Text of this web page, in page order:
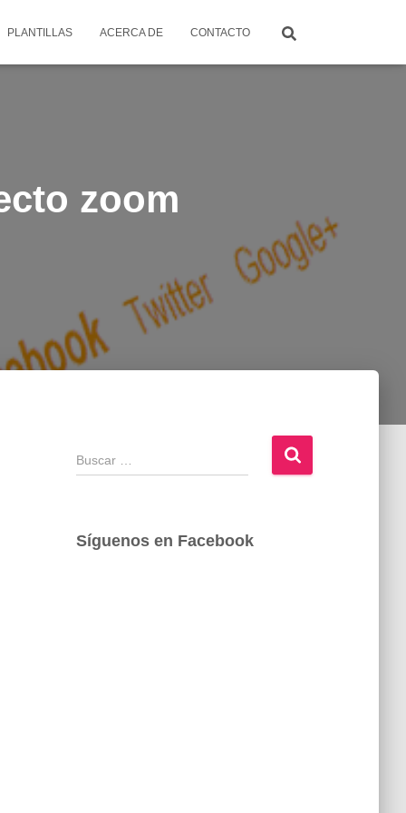
PLANTILLAS ACERCA DE CONTACTO
zoom
B
u
a
Síguenos en Facebook